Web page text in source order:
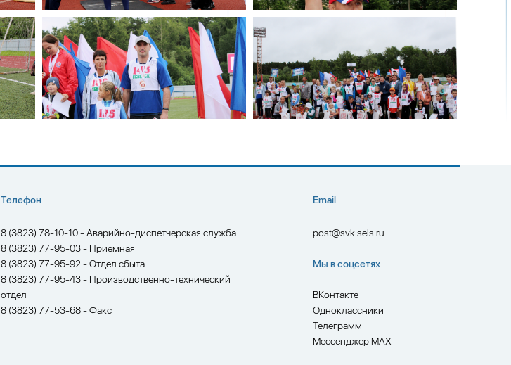
Телефон
8 (3823) 78-10-10 - Аварийно-диспетчерская служба
8 (3823) 77-95-03 - Приемная
8 (3823) 77-95-92 - Отдел сбыта
8 (3823) 77-95-43 - Производственно-технический
отдел
8 (3823) 77-53-68 - Факс
Email
post@svk.sels.ru
Мы в соцсетях
ВКонтакте
Одноклассники
Телеграмм
Мессенджер MAX